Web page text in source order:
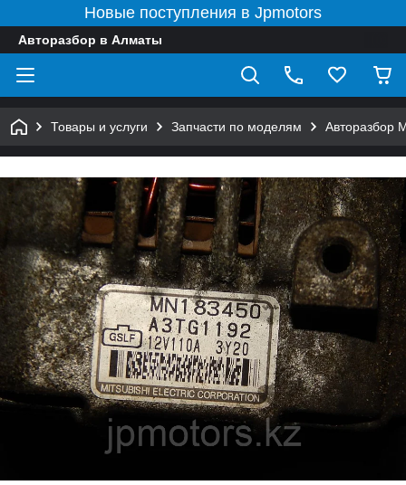
Новые поступления в Jpmotors
Авторазбор в Алматы
Товары и услуги Запчасти по моделям Авторазбор